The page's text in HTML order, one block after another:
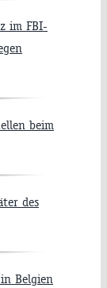
im FBI-
beim
des
Belgien